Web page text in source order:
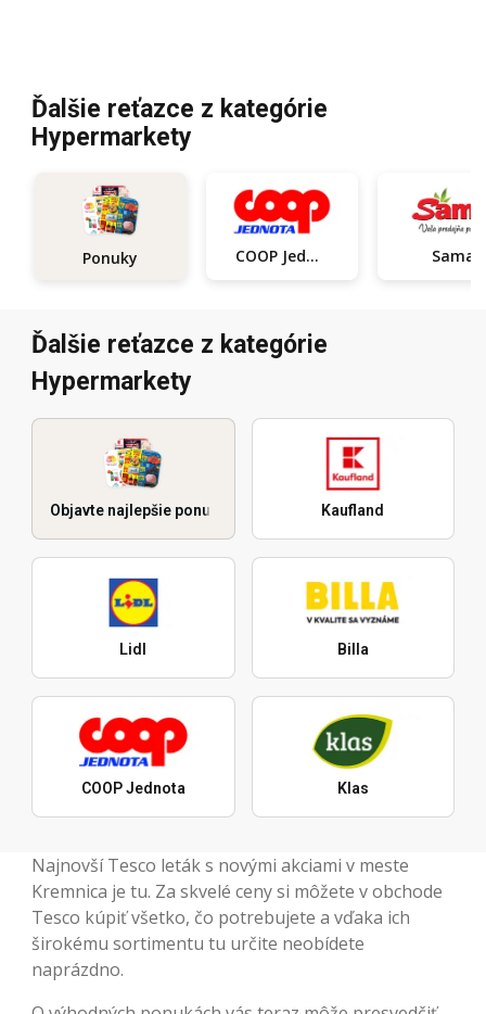
Ďalšie reťazce z kategórie
Hypermarkety
Ponuky COOP Jednota Sama
Ďalšie reťazce z kategórie
Hypermarkety
Objavte najlepšie ponuky Kaufland
Lidl Billa
COOP Jednota Klas
Najnovší Tesco leták s novými akciami v meste
Kremnica je tu. Za skvelé ceny si môžete v obchode
Tesco kúpiť všetko, čo potrebujete a vďaka ich
širokému sortimentu tu určite neobídete
naprázdno.